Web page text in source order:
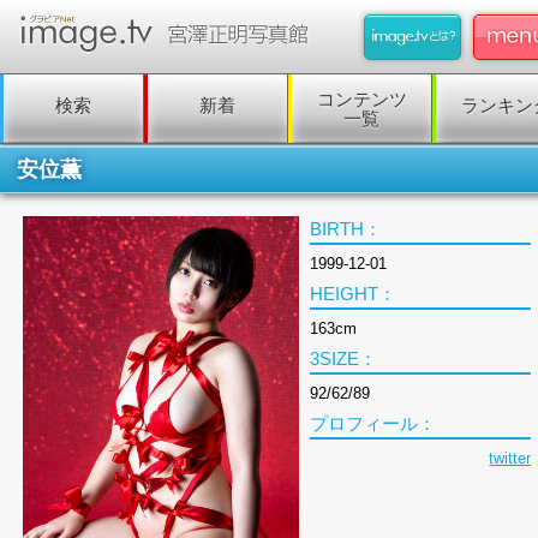
検索 新着
コンテンツ
一覧
ランキン
安位薫
BIRTH：
1999-12-01
HEIGHT：
163cm
3SIZE：
92/62/89
プロフィール：
twitter